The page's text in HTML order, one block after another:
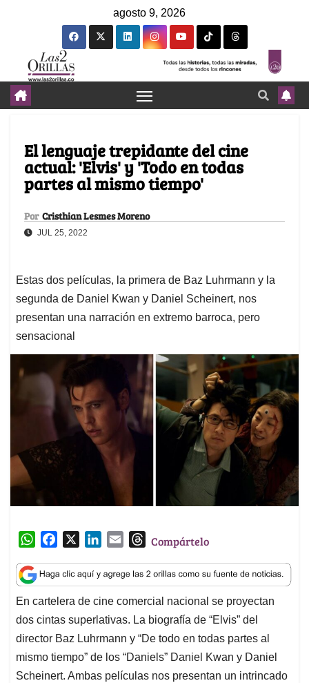
agosto 9, 2026
El lenguaje trepidante del cine
actual: 'Elvis' y 'Todo en todas
partes al mismo tiempo'
Por Cristhian Lesmes Moreno
JUL 25, 2022
Estas dos películas, la primera de Baz Luhrmann y la
segunda de Daniel Kwan y Daniel Scheinert, nos
presentan una narración en extremo barroca, pero
sensacional
W
a
t
s
A
p
p
c
e
b
o
o
k
n
k
e
d
I
n
a
i
l
T
r
e
a
d
s
Compártelo
En cartelera de cine comercial nacional se proyectan
dos cintas superlativas. La biografía de “Elvis” del
director Baz Luhrmann y “De todo en todas partes al
mismo tiempo” de los “Daniels” Daniel Kwan y Daniel
Scheinert. Ambas películas nos presentan un intrincado